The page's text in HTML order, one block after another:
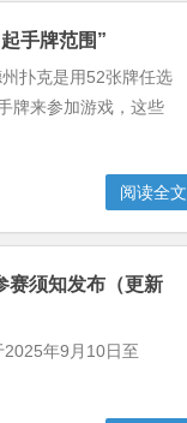
手牌范围”
州扑克是用52张牌任选
牌来参加游戏，这些
阅读全文
赛须知发布（更新
2025年9月10日至